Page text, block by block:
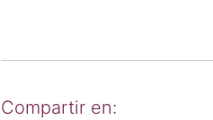
Compartir en: